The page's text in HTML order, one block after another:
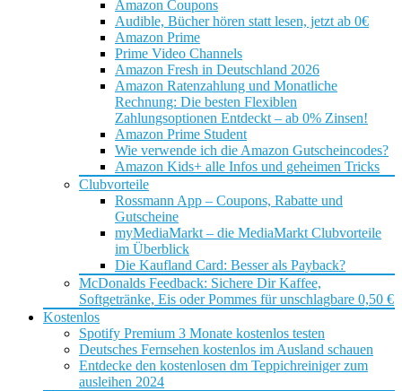
Amazon Coupons
Audible, Bücher hören statt lesen, jetzt ab 0€
Amazon Prime
Prime Video Channels
Amazon Fresh in Deutschland 2026
Amazon Ratenzahlung und Monatliche
Rechnung: Die besten Flexiblen
Zahlungsoptionen Entdeckt – ab 0% Zinsen!
Amazon Prime Student
Wie verwende ich die Amazon Gutscheincodes?
Amazon Kids+ alle Infos und geheimen Tricks
Clubvorteile
Rossmann App – Coupons, Rabatte und
Gutscheine
myMediaMarkt – die MediaMarkt Clubvorteile
im Überblick
Die Kaufland Card: Besser als Payback?
McDonalds Feedback: Sichere Dir Kaffee,
Softgetränke, Eis oder Pommes für unschlagbare 0,50 €
Kostenlos
Spotify Premium 3 Monate kostenlos testen
Deutsches Fernsehen kostenlos im Ausland schauen
Entdecke den kostenlosen dm Teppichreiniger zum
ausleihen 2024